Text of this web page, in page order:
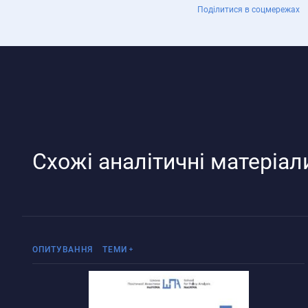
Поділитися в соцмережах
Схожі аналітичні
ОПИТУВАННЯ ТЕМИ